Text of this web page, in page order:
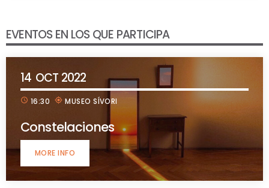
EVENTOS EN LOS QUE PARTICIPA
14 OCT 2022
schedule 16:30 my_location MUSEO SÍVORI
Constelaciones
MORE INFO